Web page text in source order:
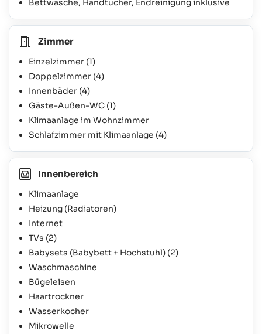
Zimmer
Einzelzimmer (1)
Doppelzimmer (4)
Innenbäder (4)
Gäste-Außen-WC (1)
Klimaanlage im Wohnzimmer
Schlafzimmer mit Klimaanlage (4)
Innenbereich
Klimaanlage
Heizung (Radiatoren)
Internet
TVs (2)
Babysets (Babybett + Hochstuhl) (2)
Waschmaschine
Bügeleisen
Haartrockner
Wasserkocher
Mikrowelle